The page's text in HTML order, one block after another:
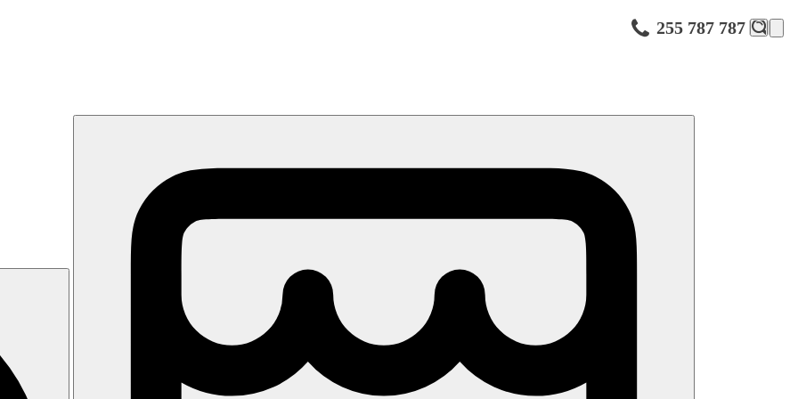
255 787 787
metropole
italské metropole a centra kultury – Říma a individuální program.
Palatin. Dále individuální program nebo pokračování prohlídky s průvodcem. Procházka historickým centrem s neobyčejnou koncentrací
s Fontánou Čtyř řek, Španělské schody, slavná Fontána di Trevi, apod. Svůj návrat do Říma si můžete „pojistit“ vhozením mince právě
Rossa nebo Italo do
(doba jízdy je cca 80 minut). Prohlídka této renesanční klenotnice, např. Palazzo Medici, Riccardi, sídlo
kaple rodu S. Marco, dominikánský klášter, kaple sv. Antonína, gotický dům S. Maria del Fiore, baptisterium, Rajská brána, Gotická